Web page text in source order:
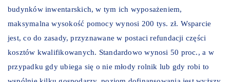
budynków inwentarskich, w tym ich wyposażeniem,
maksymalna wysokość pomocy wynosi 200 tys. zł. Wsparcie
jest, co do zasady, przyznawane w postaci refundacji części
kosztów kwalifikowanych. Standardowo wynosi 50 proc., a w
przypadku gdy ubiega się o nie młody rolnik lub gdy robi to